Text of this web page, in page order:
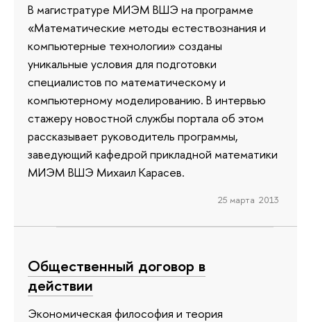
В магистратуре МИЭМ ВШЭ на программе
«Математические методы естествознания и
компьютерные технологии» созданы
уникальные условия для подготовки
специалистов по математическому и
компьютерному моделированию. В интервью
стажеру новостной службы портала об этом
рассказывает руководитель программы,
заведующий кафедрой прикладной математики
МИЭМ ВШЭ Михаил Карасев.
25 марта 2013
Общественный договор в
действии
Экономическая философия и теория